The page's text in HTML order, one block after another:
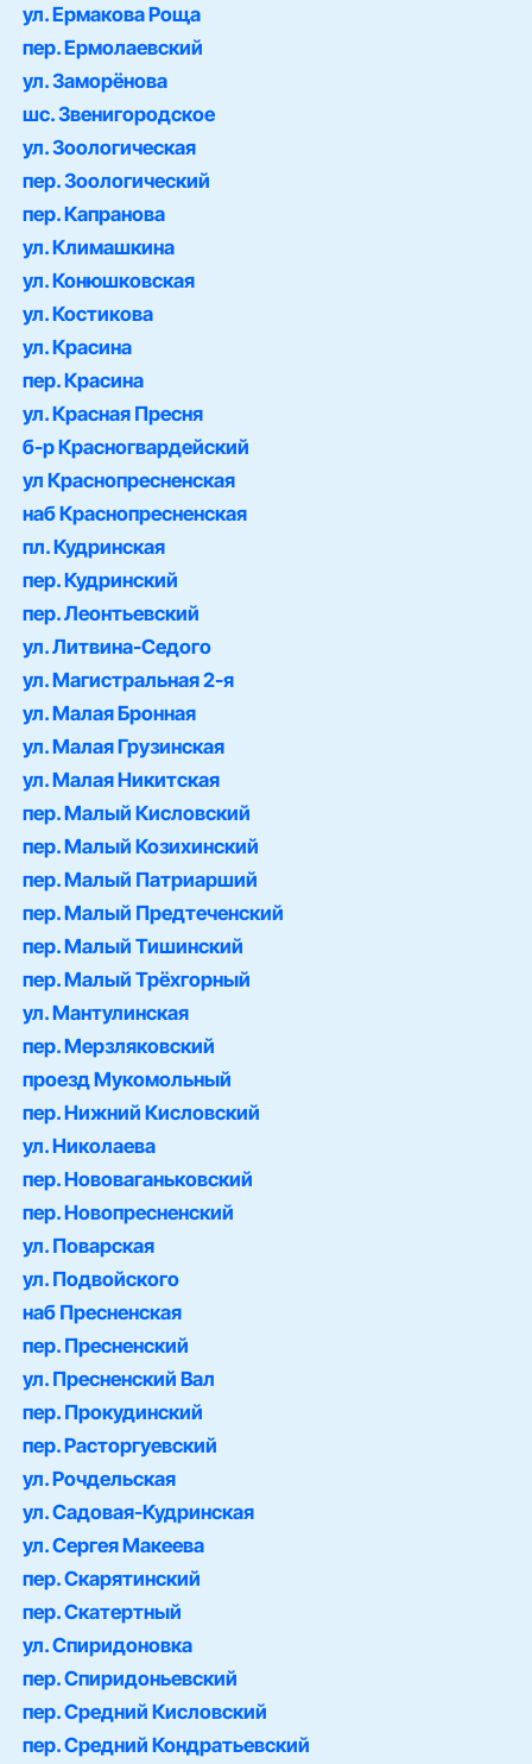
ул. Ермакова Роща
пер. Ермолаевский
ул. Заморёнова
шс. Звенигородское
ул. Зоологическая
пер. Зоологический
пер. Капранова
ул. Климашкина
ул. Конюшковская
ул. Костикова
ул. Красина
пер. Красина
ул. Красная Пресня
б-р Красногвардейский
ул Краснопресненская
наб Краснопресненская
пл. Кудринская
пер. Кудринский
пер. Леонтьевский
ул. Литвина-Седого
ул. Магистральная 2-я
ул. Малая Бронная
ул. Малая Грузинская
ул. Малая Никитская
пер. Малый Кисловский
пер. Малый Козихинский
пер. Малый Патриарший
пер. Малый Предтеченский
пер. Малый Тишинский
пер. Малый Трёхгорный
ул. Мантулинская
пер. Мерзляковский
проезд Мукомольный
пер. Нижний Кисловский
ул. Николаева
пер. Нововаганьковский
пер. Новопресненский
ул. Поварская
ул. Подвойского
наб Пресненская
пер. Пресненский
ул. Пресненский Вал
пер. Прокудинский
пер. Расторгуевский
ул. Рочдельская
ул. Садовая-Кудринская
ул. Сергея Макеева
пер. Скарятинский
пер. Скатертный
ул. Спиридоновка
пер. Спиридоньевский
пер. Средний Кисловский
пер. Средний Кондратьевский